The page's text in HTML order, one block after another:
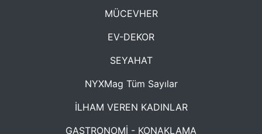
MÜCEVHER
EV-DEKOR
SEYAHAT
NYXMag Tüm Sayılar
İLHAM VEREN KADINLAR
GASTRONOMİ - KONAKLAMA